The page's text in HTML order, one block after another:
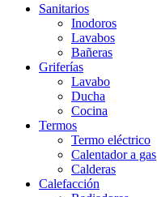
Sanitarios
Inodoros
Lavabos
Bañeras
Griferías
Lavabo
Ducha
Cocina
Termos
Termo eléctrico
Calentador a gas
Calderas
Calefacción